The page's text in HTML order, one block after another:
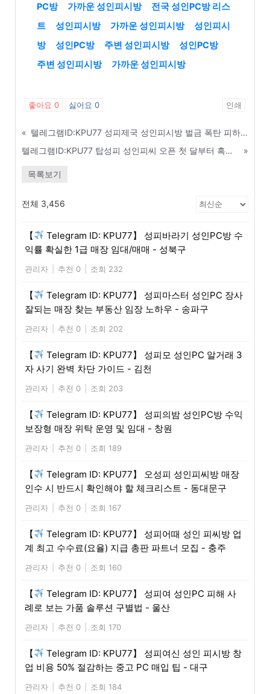
PC방
가까운 성인피시방
전국 성인PC방 리스
트
성인피시방 가까운 성인피시방
성인피시
방
성인PC방 주변 성인피시방
성인PC방
주변 성인피시방
가까운 성인피시방
좋아요 0 싫어요 0 인쇄
«
텔레그램ID:KPU77 성피제국 성인피시방 벌금 폭탄 피하는 합법적 운영 노하우 - 당진
텔레그램ID:KPU77 탑성피 성인피씨 오픈 첫 달부터 흑자 내는 창업 노하우 - 서귀포
»
목록보기
전체 3,456
【
Telegram ID: KPU77】 성피바라기 성인PC방 수
익률 확실한 1급 매장 임대/매매 - 성북구
관리자 추천 0 조회 232
【
Telegram ID: KPU77】 성피마스터 성인PC 장사
잘되는 매장 찾는 부동산 임장 노하우 - 송파구
관리자 추천 0 조회 202
【
Telegram ID: KPU77】 성피모 성인PC 알거래 3
자 사기 완벽 차단 가이드 - 김천
관리자 추천 0 조회 203
【
Telegram ID: KPU77】 성피의밤 성인PC방 수익
보장형 매장 위탁 운영 및 임대 - 창원
관리자 추천 0 조회 189
【
Telegram ID: KPU77】 오성피 성인피씨방 매장
인수 시 반드시 확인해야 할 체크리스트 - 동대문구
관리자 추천 0 조회 167
【
Telegram ID: KPU77】 성피어때 성인 피씨방 업
계 최고 수수료(요율) 지급 총판 파트너 모집 - 충주
관리자 추천 0 조회 160
【
Telegram ID: KPU77】 성피여 성인PC 피해 사
례로 보는 가품 솔루션 구별법 - 울산
관리자 추천 0 조회 170
【
Telegram ID: KPU77】 성피여신 성인 피시방 창
업 비용 50% 절감하는 중고 PC 매입 팁 - 대구
관리자 추천 0 조회 184